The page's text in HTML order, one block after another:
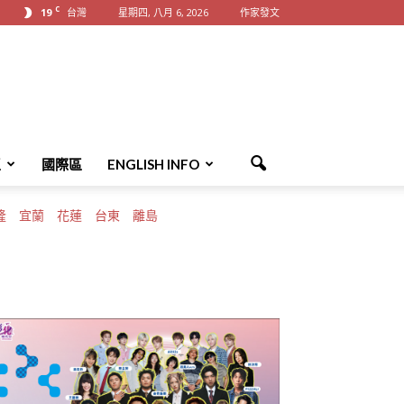
19 C 台灣 星期四, 八月 6, 2026 作家發文
國際區 ENGLISH INFO
宜蘭 花蓮 台東 離島